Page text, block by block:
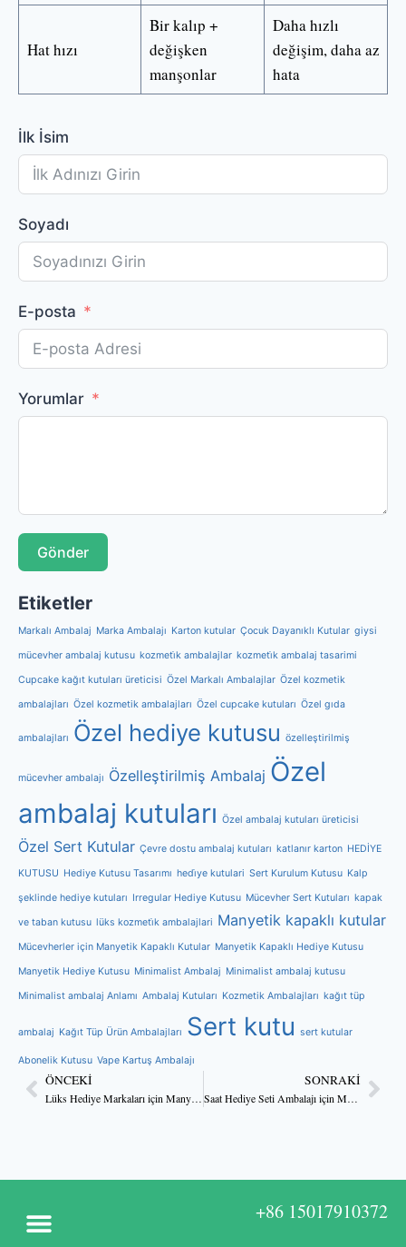
Hat hızı
Bir kalıp +
değişken
manşonlar
Daha hızlı
değişim, daha az
hata
İlk İsim
Soyadı
E-posta
Yorumlar
Gönder
Etiketler
Markalı Ambalaj Marka Ambalajı Karton kutular Çocuk Dayanıklı Kutular giysi
mücevher ambalaj kutusu kozmeti̇k ambalajlar kozmeti̇k ambalaj tasarimi
Cupcake kağıt kutuları üreticisi Özel Markalı Ambalajlar Özel kozmetik
ambalajları Özel kozmetik ambalajları Özel cupcake kutuları Özel gıda
ambalajları Özel hediye kutusu özelleştirilmiş
mücevher ambalajı Özelleştirilmiş Ambalaj Özel
ambalaj kutuları Özel ambalaj kutuları üreticisi
Özel Sert Kutular Çevre dostu ambalaj kutuları katlanır karton HEDİYE
KUTUSU Hediye Kutusu Tasarımı hedi̇ye kutulari Sert Kurulum Kutusu Kalp
şeklinde hediye kutuları Irregular Hediye Kutusu Mücevher Sert Kutuları kapak
ve taban kutusu lüks kozmeti̇k ambalajlari Manyetik kapaklı kutular
Mücevherler için Manyetik Kapaklı Kutular Manyetik Kapaklı Hediye Kutusu
Manyetik Hediye Kutusu Minimalist Ambalaj Minimalist ambalaj kutusu
Minimalist ambalaj Anlamı Ambalaj Kutuları Kozmetik Ambalajları kağıt tüp
ambalaj Kağıt Tüp Ürün Ambalajları Sert kutu sert kutular
Abonelik Kutusu Vape Kartuş Ambalajı
ÖNCEKI
Lüks Hediye Markaları için Manyetik Kapatma Kutuları OEM Toptan Satış
SONRAKI
Saat Hediye Seti Ambalajı için Manyetik Kapaklı Kutular
+86 15017910372